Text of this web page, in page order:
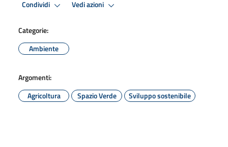
Condividi Vedi azioni
Categorie:
Ambiente
Argomenti:
Agricoltura
Spazio Verde Sviluppo sostenibile